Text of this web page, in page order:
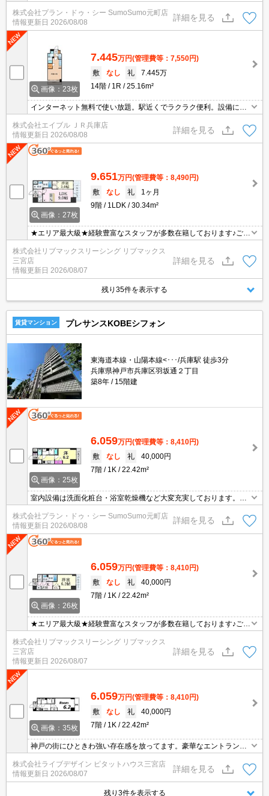
ューズボックス・クロゼットなどが備え付けられているので、衣類
や日用品の収納に重宝します。セキュリティ面は、オートロック・
TVインターホンなど充実しているので、防犯対策もばっちりです。
株式会社プラン・ドゥ・シー SumoSumo元町店
情報更新日 2026/08/08
詳細を見る
画像：23枚
7.445万円(管理費等：7,550円)
敷
なし 礼
7.445万
14階
1R 25.16m²
インターネット無料で使い放題。駅近くでラクラク便利。設備に注
目!人気のアイテムせいぞろい。オートロック・エレベーター付RC
マンション!。ウォークインクローゼット付で収納自慢です。
株式会社エイブル ＪＲ兵庫店
情報更新日 2026/08/08
詳細を見る
画像：27枚
9.651万円(管理費等：8,490円)
敷
なし 礼
1ヶ月
9階
1LDK 30.34m²
★エリア最大級★経験豊富なスタッフが多数在籍しております♪ご要
能！オンライン内覧・オンライン契約等弊社に一度も来店せずとも
問題ありません♪弊社ではネットに掲載されている物件も全てご紹介
可能になりますので気になる物件は全て申し付けください★
株式会社リブマックスリーシング リブマックス
三宮店
情報更新日 2026/08/07
詳細を見る
残り35件を表示する
賃貸マンション プレサンスKOBEシフォン
東海道本線・山陽本線<･･･/兵庫駅 徒歩3分
兵庫県神戸市兵庫区羽坂通２丁目
築8年
15階建
画像：25枚
6.059万円(管理費等：8,410円)
敷
なし 礼
40,000円
7階
1K 22.42m²
室内設備は洗面化粧台・浴室乾燥機など大変充実しております。共
用部には宅配ボックスが備え付けられているため、好きなタイミン
グで荷物を受け取ることができます。セキュリティ面は、オートロ
ック・TVインターホンなど充実しているので安心して生活できま
す。こちらの物件は築8年ですが、充実の設備が整っています。
株式会社プラン・ドゥ・シー SumoSumo元町店
情報更新日 2026/08/08
詳細を見る
画像：26枚
6.059万円(管理費等：8,410円)
敷
なし 礼
40,000円
7階
1K 22.42m²
★エリア最大級★経験豊富なスタッフが多数在籍しております♪ご要
望がありましたらお申し付けください！初期費用クレジット支払可
能！オンライン内覧・オンライン契約等弊社に一度も来店せずとも
問題ありません♪弊社ではネットに掲載されている物件も全てご紹介
可能になりますので気になる物件は全て申し付けください★
株式会社リブマックスリーシング リブマックス
三宮店
情報更新日 2026/08/07
詳細を見る
画像：35枚
6.059万円(管理費等：8,410円)
敷
なし 礼
40,000円
7階
1K 22.42m²
神戸の街にひときわ強い存在感を放ってます。豪華なエントランス
も心打たれます。
株式会社ライブデザイン ピタットハウス三宮店
情報更新日 2026/08/07
詳細を見る
残り3件を表示する